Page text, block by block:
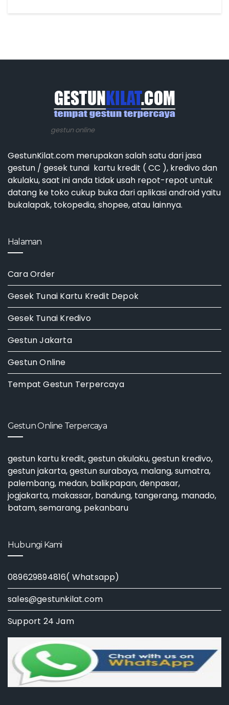
gestun online
GestunKilat.com merupakan salah satu dari jasa
gestun / gesek tunai kartu kredit ( CC ), kredivo dan
akulaku, saat ini anda tidak usah repot-repot untuk
datang ke toko cukup buka dari aplikasi android yaitu
bukalapak, tokopedia, shopee, atau lainnya.
Halaman
Cara Order
Gesek Tunai Kartu Kredit Depok
Gesek Tunai Kredivo
Gestun Jakarta
Gestun Online
Tempat Gestun Terpercaya
Gestun Online Terpercaya
gestun kartu kredit,gestun akulaku,gestun kredivo,
gestun jakarta,gestun surabaya, malang, sumatra,
palembang, medan, balikpapan, denpasar,
jogjakarta, makassar, bandung, tangerang, manado,
batam, semarang, pekanbaru
Hubungi Kami
089629894816( Whatsapp)
sales@gestunkilat.com
Support 24 Jam